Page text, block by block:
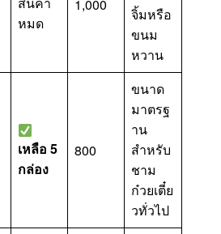
หมด
1,000
จิ้มหรือ
ขนม
หวาน
เหลือ 5
กล่อง
800
ขนาด
มาตรฐ
าน
สำหรับ
ชาม
ก๋วยเตี๋ย
วทั่วไป